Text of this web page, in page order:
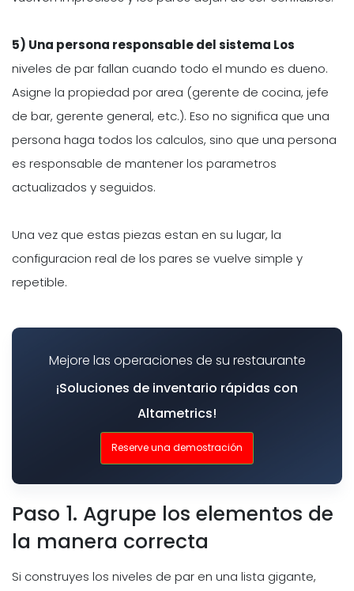
5) Una persona responsable del sistema Los
niveles de par fallan cuando todo el mundo es dueno.
Asigne la propiedad por area (gerente de cocina, jefe
de bar, gerente general, etc.). Eso no significa que una
persona haga todos los calculos, sino que una persona
es responsable de mantener los parametros
actualizados y seguidos.
Una vez que estas piezas estan en su lugar, la
configuracion real de los pares se vuelve simple y
repetible.
Mejore las operaciones de su restaurante
¡Soluciones de inventario rápidas con
Altametrics!
Reserve una demostración
Paso 1. Agrupe los elementos de
la manera correcta
Si construyes los niveles de par en una lista gigante,